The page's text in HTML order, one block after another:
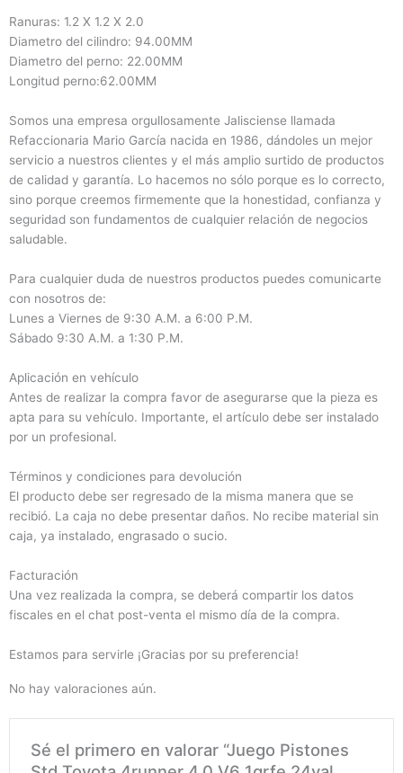
Ranuras: 1.2 X 1.2 X 2.0
Diametro del cilindro: 94.00MM
Diametro del perno: 22.00MM
Longitud perno:62.00MM
Somos una empresa orgullosamente Jalisciense llamada
Refaccionaria Mario García nacida en 1986, dándoles un mejor
servicio a nuestros clientes y el más amplio surtido de productos
de calidad y garantía. Lo hacemos no sólo porque es lo correcto,
sino porque creemos firmemente que la honestidad, confianza y
seguridad son fundamentos de cualquier relación de negocios
saludable.
Para cualquier duda de nuestros productos puedes comunicarte
con nosotros de:
Lunes a Viernes de 9:30 A.M. a 6:00 P.M.
Sábado 9:30 A.M. a 1:30 P.M.
Aplicación en vehículo
Antes de realizar la compra favor de asegurarse que la pieza es
apta para su vehículo. Importante, el artículo debe ser instalado
por un profesional.
Términos y condiciones para devolución
El producto debe ser regresado de la misma manera que se
recibió. La caja no debe presentar daños. No recibe material sin
caja, ya instalado, engrasado o sucio.
Facturación
Una vez realizada la compra, se deberá compartir los datos
fiscales en el chat post-venta el mismo día de la compra.
Estamos para servirle ¡Gracias por su preferencia!
No hay valoraciones aún.
Sé el primero en valorar “Juego Pistones